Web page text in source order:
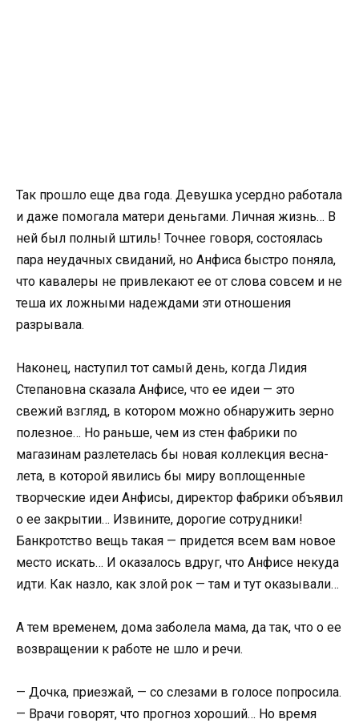
Так прошло еще два года. Девушка усердно работала
и даже помогала матери деньгами. Личная жизнь… В
ней был полный штиль! Точнее говоря, состоялась
пара неудачных свиданий, но Анфиса быстро поняла,
что кавалеры не привлекают ее от слова совсем и не
теша их ложными надеждами эти отношения
разрывала.
Наконец, наступил тот самый день, когда Лидия
Степановна сказала Анфисе, что ее идеи — это
свежий взгляд, в котором можно обнаружить зерно
полезное… Но раньше, чем из стен фабрики по
магазинам разлетелась бы новая коллекция весна-
лета, в которой явились бы миру воплощенные
творческие идеи Анфисы, директор фабрики объявил
о ее закрытии… Извините, дорогие сотрудники!
Банкротство вещь такая — придется всем вам новое
место искать… И оказалось вдруг, что Анфисе некуда
идти. Как назло, как злой рок — там и тут оказывали…
А тем временем, дома заболела мама, да так, что о ее
возвращении к работе не шло и речи.
— Дочка, приезжай, — со слезами в голосе попросила.
— Врачи говорят, что прогноз хороший… Но время